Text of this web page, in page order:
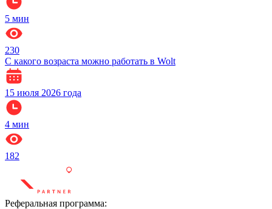
5 мин
230
С какого возраста можно работать в Wolt
15 июля 2026 года
4 мин
182
Реферальная программа: